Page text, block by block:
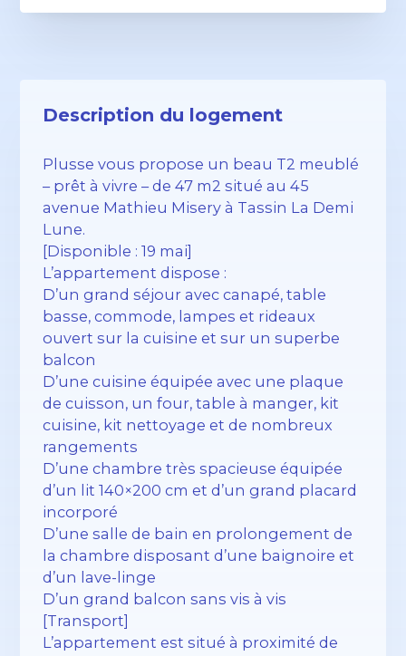
Description du logement
Plusse vous propose un beau T2 meublé
– prêt à vivre – de 47 m2 situé au 45
avenue Mathieu Misery à Tassin La Demi
Lune.
[Disponible : 19 mai]
L’appartement dispose :
D’un grand séjour avec canapé, table
basse, commode, lampes et rideaux
ouvert sur la cuisine et sur un superbe
balcon
D’une cuisine équipée avec une plaque
de cuisson, un four, table à manger, kit
cuisine, kit nettoyage et de nombreux
rangements
D’une chambre très spacieuse équipée
d’un lit 140×200 cm et d’un grand placard
incorporé
D’une salle de bain en prolongement de
la chambre disposant d’une baignoire et
d’un lave-linge
D’un grand balcon sans vis à vis
[Transport]
L’appartement est situé à proximité de